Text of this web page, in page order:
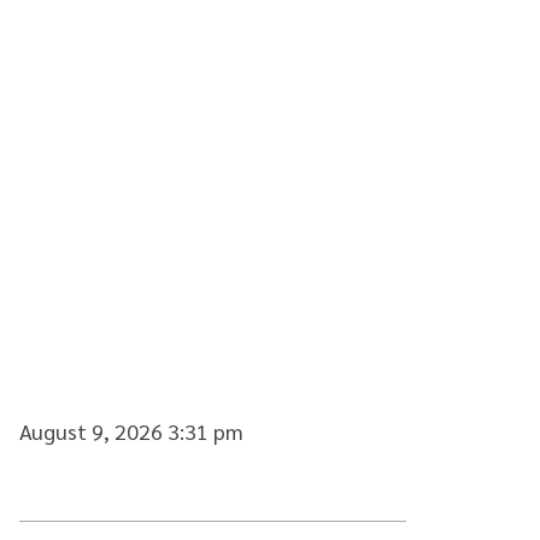
August 9, 2026 3:31 pm